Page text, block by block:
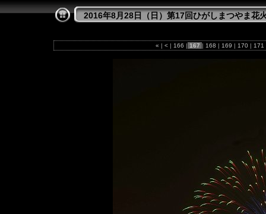
2016年8月28日（日）第17回ひがしまつやま花
« | < | 166 | 167 | 168 | 169 | 170 | 171